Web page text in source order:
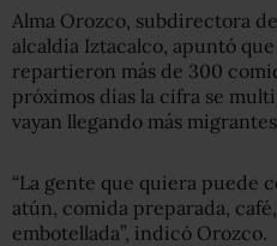
Alma Orozco, subdirectora
alcaldía Iztacalco, apuntó
repartieron más de 300
próximos días la cifra se
vayan llegando más
“La gente que quiera puede
atún, comida preparada,
embotellada”, indicó Orozco.